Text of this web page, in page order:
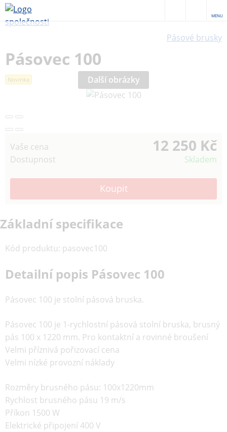
MENU
Pásové brusky
Pásovec 100
Novinka Další obrázky
Vaše cena 12 250 Kč
Dostupnost Skladem
Základní specifikace
Kód produktu: pasovec100
Detailní popis Pásovec 100
Pásovec 100 je stolní pásová bruska.
Pásovec 100 je 1-rychlostní pásová stolní bruska, brusný
pás 100 x 1220 mm. Pro kontaktní a rovinné broušení
Velmi příznivá pořizovací cena
Velmi nízké provozní náklady
Rozměry brusného pásu: 100x1220mm
Rychlost brusného pásu 19 m/s
Příkon 1500 W
Elektrické připojení 400 V